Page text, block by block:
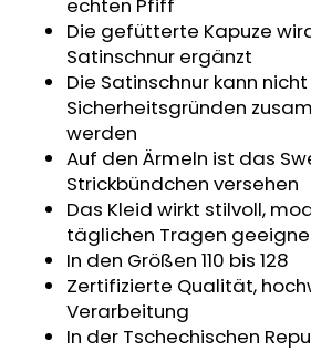
Die gefütterte Kapuze
Satinschnur ergänzt
Die Satinschnur kann
Sicherheitsgründen
werden
Auf den Ärmeln ist das
Strickbündchen versehen
Das Kleid wirkt stilvoll,
täglichen Tragen
In den Größen 110 bis 128
Zertifizierte Qualität,
Verarbeitung
In der Tschechischen
€27,08